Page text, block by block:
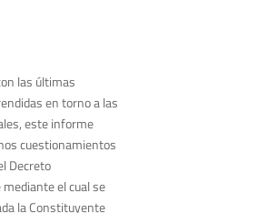
las últimas
en torno a las
este informe
cuestionamientos
Decreto
el cual se
la Constituyente